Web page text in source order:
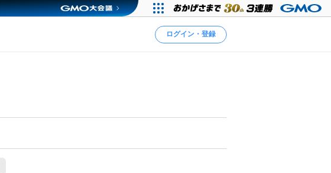
ログイン・登録